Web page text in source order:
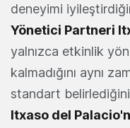
deneyimi
Yönetici Partneri
yalnızca etkinlik
kalmadığını aynı
standart
Itxaso del